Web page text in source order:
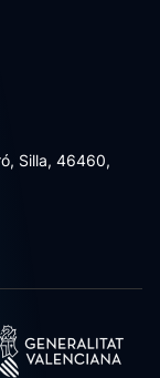
Silla, 46460,